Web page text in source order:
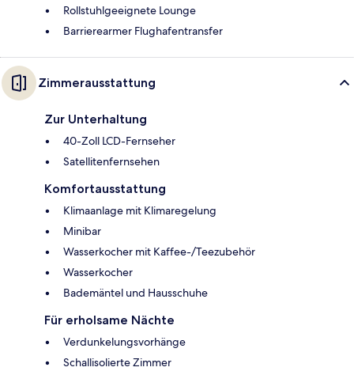
Rollstuhlgeeignete Lounge
Barrierearmer Flughafentransfer
Zimmerausstattung
Zur Unterhaltung
40-Zoll LCD-Fernseher
Satellitenfernsehen
Komfortausstattung
Klimaanlage mit Klimaregelung
Minibar
Wasserkocher mit Kaffee-/Teezubehör
Wasserkocher
Bademäntel und Hausschuhe
Für erholsame Nächte
Verdunkelungsvorhänge
Schallisolierte Zimmer